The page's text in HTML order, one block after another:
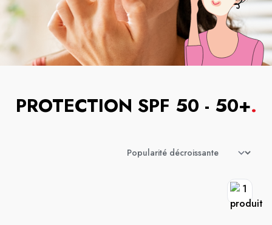
PROTECTION SPF 50 - 50+.